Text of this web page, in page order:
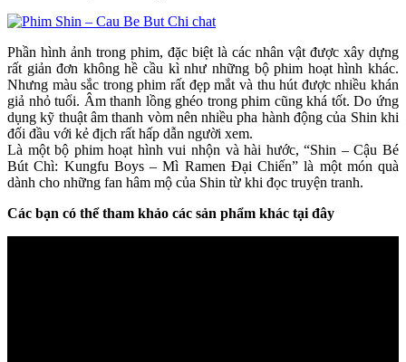
Phần hình ảnh trong phim, đặc biệt là các nhân vật được xây dựng
rất giản đơn không hề cầu kì như những bộ phim hoạt hình khác.
Nhưng màu sắc trong phim rất đẹp mắt và thu hút được nhiều khán
giả nhỏ tuổi. Âm thanh lồng ghéo trong phim cũng khá tốt. Do ứng
dụng kỹ thuật âm thanh vòm nên nhiều pha hành động của Shin khi
đối đầu với kẻ địch rất hấp dẫn người xem.
Là một bộ phim hoạt hình vui nhộn và hài hước, “Shin – Cậu Bé
Bút Chì: Kungfu Boys – Mì Ramen Đại Chiến” là một món quà
dành cho những fan hâm mộ của Shin từ khi đọc truyện tranh.
Các bạn có thể tham khảo các sản phẩm khác tại đây